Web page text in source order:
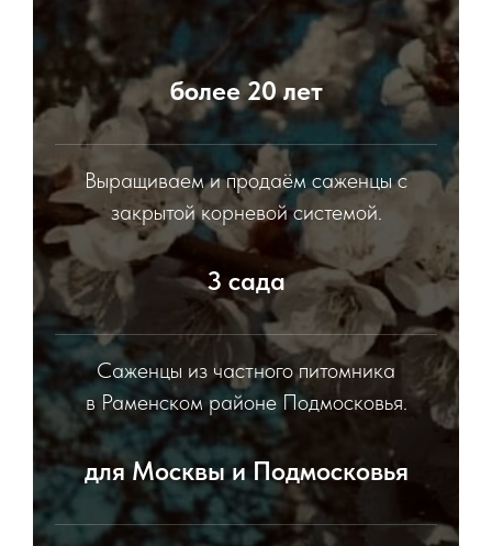
более 20 лет
Выращиваем и продаём саженцы с
закрытой корневой системой.
3 сада
Саженцы из частного питомника
в Раменском районе Подмосковья.
для Москвы и Подмосковья